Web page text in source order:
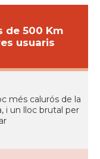
de 500 Km
usuaris
més calurós de la
i un lloc brutal per